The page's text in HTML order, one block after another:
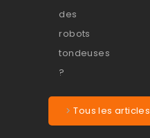
Tous les articles